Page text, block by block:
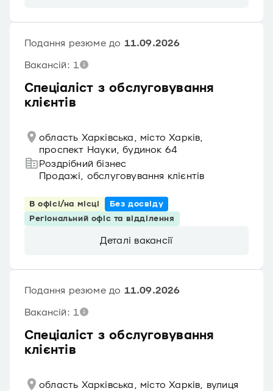
Спеціаліст з обслуговування
клієнтів
Подання резюме до 11.09.2026
Вакансій: 1
область Харківська, місто Харків,
проспект Науки, будинок 64
Роздрібний бізнес
Продажі, обслуговування клієнтів
В офісі/на місці
Без досвіду
Регіональний офіс та відділення
Деталі вакансії
Спеціаліст з обслуговування
клієнтів
Подання резюме до 11.09.2026
Вакансій: 1
область Харківська, місто Харків, вулиця